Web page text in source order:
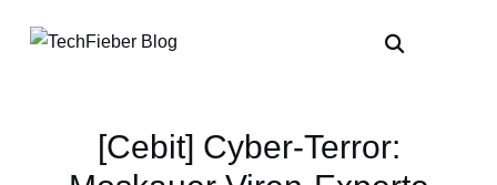
[Cebit] Cyber-Terror: